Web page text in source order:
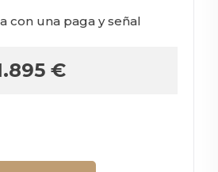
con una paga y señal
€